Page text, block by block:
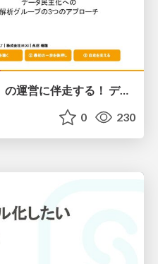
『モンスターストライク』 の運営に伴走する！ データ民主化への 解析グループの3つのアプローチ
0 230